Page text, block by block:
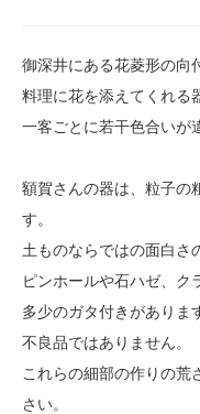
御深井にある花菱形の向
料理に花を添えてくれる
一客ごとに若干色合いが
額賀さんの器は、粒子の
す。
土ものならではの面白さ
ピンホールや石ハゼ、ク
多少のガタ付きがありま
不良品ではありません。
これらの細部の作りの荒
さい。